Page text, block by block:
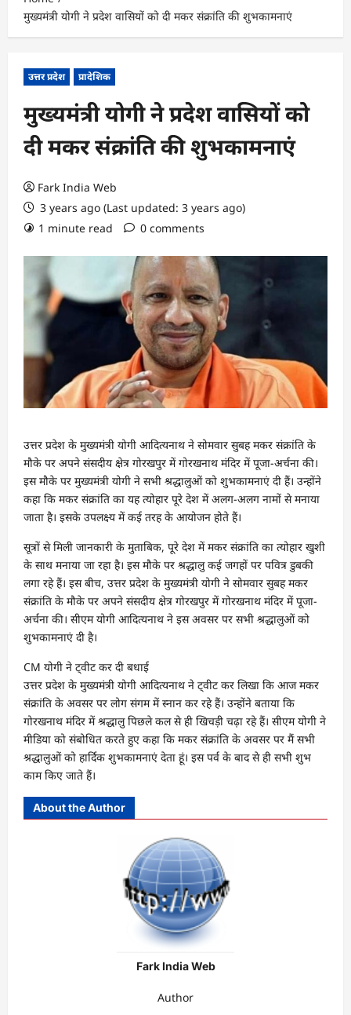
मुख्यमंत्री योगी ने प्रदेश वासियों को दी मकर संक्रांति की शुभकामनाएं
उत्तर प्रदेश प्रादेशिक
मुख्यमंत्री योगी ने प्रदेश वासियों को
दी मकर संक्रांति की शुभकामनाएं
Fark India Web
3 years ago (Last updated: 3 years ago)
1 minute read
0 comments
उत्तर प्रदेश के मुख्यमंत्री योगी आदित्यनाथ ने सोमवार सुबह मकर संक्रांति के
मौके पर अपने संसदीय क्षेत्र गोरखपुर में गोरखनाथ मंदिर में पूजा-अर्चना की।
इस मौके पर मुख्यमंत्री योगी ने सभी श्रद्धालुओं को शुभकामनाएं दी हैं। उन्होंने
कहा कि मकर संक्रांति का यह त्योहार पूरे देश में अलग-अलग नामों से मनाया
जाता है। इसके उपलक्ष्य में कई तरह के आयोजन होते हैं।
सूत्रों से मिली जानकारी के मुताबिक, पूरे देश में मकर संक्रांति का त्योहार खुशी
के साथ मनाया जा रहा है। इस मौके पर श्रद्धालु कई जगहों पर पवित्र डुबकी
लगा रहे हैं। इस बीच, उत्तर प्रदेश के मुख्यमंत्री योगी ने सोमवार सुबह मकर
संक्रांति के मौके पर अपने संसदीय क्षेत्र गोरखपुर में गोरखनाथ मंदिर में पूजा-
अर्चना की। सीएम योगी आदित्यनाथ ने इस अवसर पर सभी श्रद्धालुओं को
शुभकामनाएं दी है।
CM योगी ने ट्वीट कर दी बधाई
उत्तर प्रदेश के मुख्यमंत्री योगी आदित्यनाथ ने ट्वीट कर लिखा कि आज मकर
संक्रांति के अवसर पर लोग संगम में स्नान कर रहे हैं। उन्होंने बताया कि
गोरखनाथ मंदिर में श्रद्धालु पिछले कल से ही खिचड़ी चढ़ा रहे हैं। सीएम योगी ने
मीडिया को संबोधित करते हुए कहा कि मकर संक्रांति के अवसर पर मैं सभी
श्रद्धालुओं को हार्दिक शुभकामनाएं देता हूं। इस पर्व के बाद से ही सभी शुभ
काम किए जाते हैं।
About the Author
Fark India Web
Author